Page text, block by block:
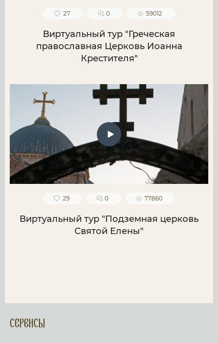
27 0 59012
Виртуальный тур "Греческая
православная Церковь Иоанна
Крестителя"
29 0 77860
Виртуальный тур "Подземная церковь
Святой Елены"
Сервисы